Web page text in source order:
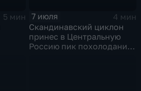
5 мин
7 июля
4 мин
Скандинавский циклон
принес в Центральную
Россию пик похолодания